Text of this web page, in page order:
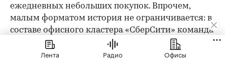
ежедневных небольших покупок. Впрочем,
малым форматом история не ограничивается: в
составе офисного кластера «СберСити» команда
планирует открыть флагманский магазин
площадью 2000 кв. м.
Лента Радио Офисы